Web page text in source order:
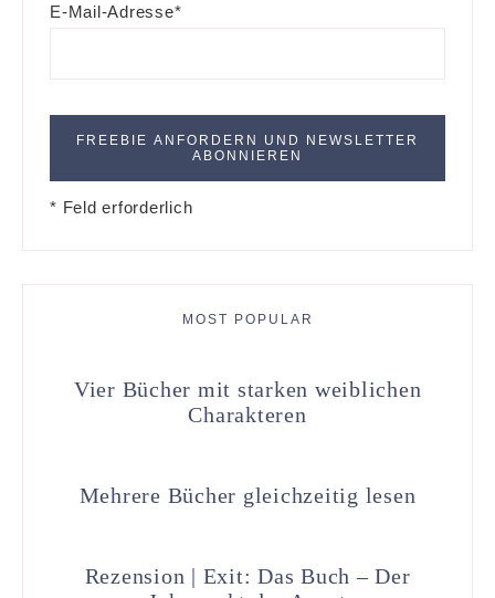
E-Mail-Adresse*
* Feld erforderlich
MOST POPULAR
Vier Bücher mit starken weiblichen
Charakteren
Mehrere Bücher gleichzeitig lesen
Rezension | Exit: Das Buch – Der